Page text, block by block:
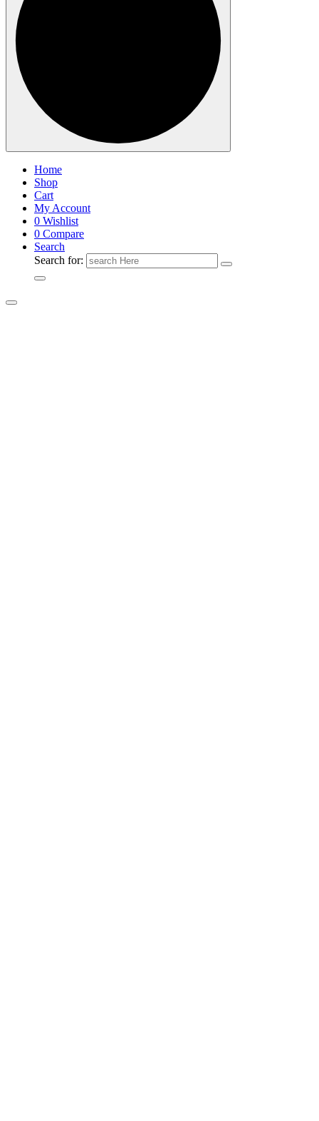
Home
Shop
Cart
My Account
0 Wishlist
0 Compare
Search
Search for: